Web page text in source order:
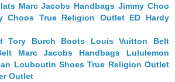
Marc Jacobs Handbags Jimmy Choo
Choos True Religion Outlet ED Hardy
Tory Burch Boots
Louis Vuitton Belt
Marc Jacobs Handbags
Lululemon
Louboutin Shoes True Religion Outlet
Outlet